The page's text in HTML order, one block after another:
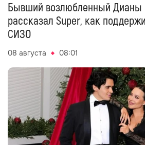
Бывший возлюбленный
рассказал Super, как
СИЗО
08 августа 08:01